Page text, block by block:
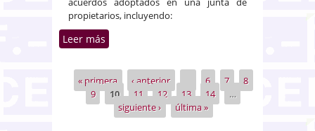
propietarios, incluyendo:
Leer más
horizontal de contribuir a obras
consideradas necesarias de un
ascensor
Páginas
« primera ‹ anterior 6 7
8
9
10 11 12 13 14
…
siguiente ›
última »